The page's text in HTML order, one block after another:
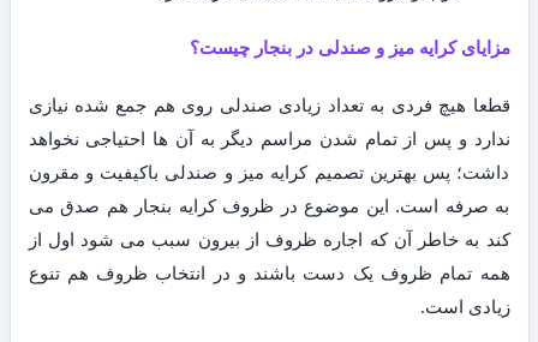
مزایای کرایه میز و صندلی در بنجار چیست؟
قطعا هیچ فردی به تعداد زیادی صندلی روی هم جمع شده نیازی
ندارد و پس از تمام شدن مراسم دیگر به آن ها احتیاجی نخواهد
داشت؛ پس بهترین تصمیم کرایه میز و صندلی باکیفیت و مقرون
به صرفه است. این موضوع در ظروف کرایه بنجار هم صدق می
کند به خاطر آن که اجاره ظروف از بیرون سبب می شود اول از
همه تمام ظروف یک دست باشند و در انتخاب ظروف هم تنوع
زیادی است.